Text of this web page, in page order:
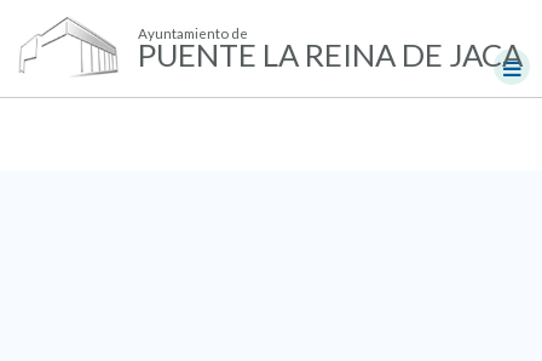
Ayuntamiento de
PUENTE LA REINA DE JACA